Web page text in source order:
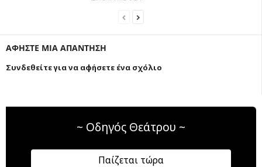
ΑΦΗΣΤΕ ΜΙΑ ΑΠΑΝΤΗΣΗ
Συνδεθείτε για να αφήσετε ένα σχόλιο
~ Οδηγός Θεάτρου ~
Παίζεται τώρα